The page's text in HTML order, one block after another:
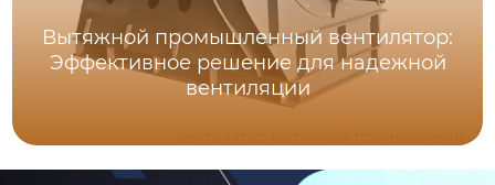
Вытяжной промышленный вентилятор:
Эффективное решение для надежной
вентиляции